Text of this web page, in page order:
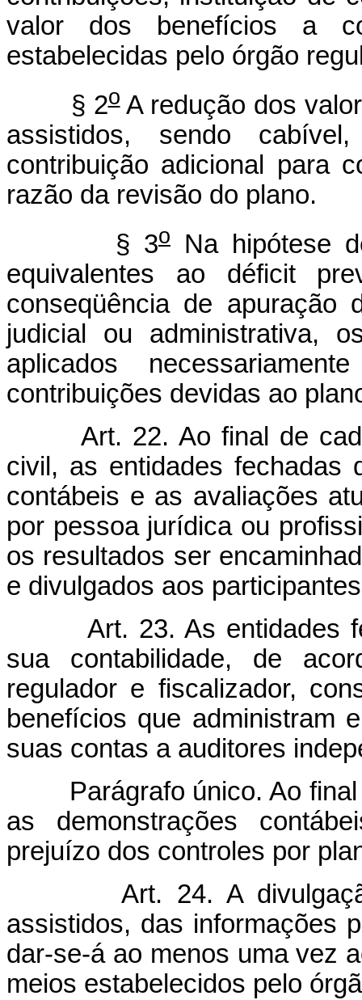
valor dos benefícios a
estabelecidas pelo órgão
§ 2oA redução dos
assistidos, sendo
contribuição adicional para
razão da revisão do plano.
§ 3oNa hipótese
equivalentes ao déficit
conseqüência de apuração
judicial ou administrativa,
aplicados
contribuições devidas ao
Art. 22. Ao final de
civil, as entidades fechadas
contábeis e as avaliações
por pessoa jurídica ou
os resultados ser
e divulgados aos
Art. 23. As entidades
sua contabilidade, de
regulador e fiscalizador,
benefícios que administram
suas contas a auditores
Parágrafo único. Ao final
as demonstrações
prejuízo dos controles por
Art. 24. A
assistidos, das informações
dar-se-á ao menos uma vez
meios estabelecidos pelo